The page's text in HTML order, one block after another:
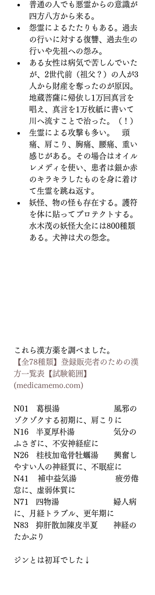
普通の人でも悪霊からの意識が
四方八方から来る。
怨霊によるたたりもある。過去
の行いに対する復讐、過去生の
行いや先祖への怨み。
ある女性は病気で苦しんでいた
が、2世代前（祖父？）の人が3
人から財産を奪ったのが原因。
地蔵菩薩に帰依し1万回真言を
唱え、真言を1万枚紙に書いて
川へ流すことで治った。（！）
生霊による攻撃も多い。　頭
痛、肩こり、胸痛、腰痛、重い
感じがある。その場合はオイル
レメディを使い、患者は銀か赤
のキラキラしたものを身に着け
て生霊を跳ね返す。
妖怪、物の怪も存在する。護符
を体に貼ってプロテクトする。
水木茂の妖怪大全には800種類
ある。犬神は犬の怨念。
これら漢方薬を調べました。
【全78種類】登録販売者のための漢
方一覧表【試験範囲】
(medicamemo.com)
N01　葛根湯　　　　　　　風邪の
ゾクゾクする初期に、肩こりに
N16   半夏厚朴湯　　　　　気分の
ふさぎに、不安神経症に
N26　桂枝加竜骨牡蠣湯　　興奮し
やすい人の神経質に、不眠症に
N41	  補中益気湯　　　　　疲労倦
怠に、虚弱体質に
N71   四物湯　　　　　　　婦人病
に、月経トラブル、更年期に
N83   抑肝散加陳皮半夏　　神経の
たかぶり
ジンとは初耳でした↓